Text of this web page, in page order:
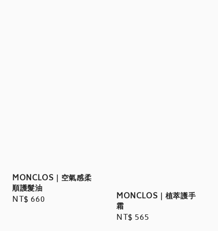
MONCLOS｜空氣感柔
順護髮油
Regular
NT$ 660 MONCLOS｜植萃護手
霜
Regular
NT$ 565